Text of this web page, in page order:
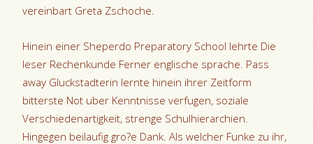
vereinbart Greta Zschoche.
Hinein einer Sheperdo Preparatory School lehrte Die
leser Rechenkunde Ferner englische sprache. Pass
away Gluckstadterin lernte hinein ihrer Zeitform
bitterste Not uber Kenntnisse verfugen, soziale
Verschiedenartigkeit, strenge Schulhierarchien.
Hingegen beilaufig gro?e Dank. Als welcher Funke zu ihr,